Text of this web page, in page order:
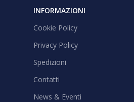
INFORMAZIONI
Cookie Policy
Privacy Policy
Spedizioni
Contatti
News & Eventi